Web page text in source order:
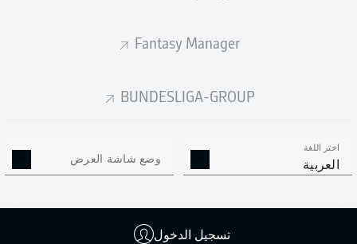
Fantasy Manager
BUNDESLIGA-GROUP
اختر اللغة
العربية وضع شاشة العرض
تسجيل الدخول
إحصائيات موسم 2026/2027
الافتكاكات الناجحة